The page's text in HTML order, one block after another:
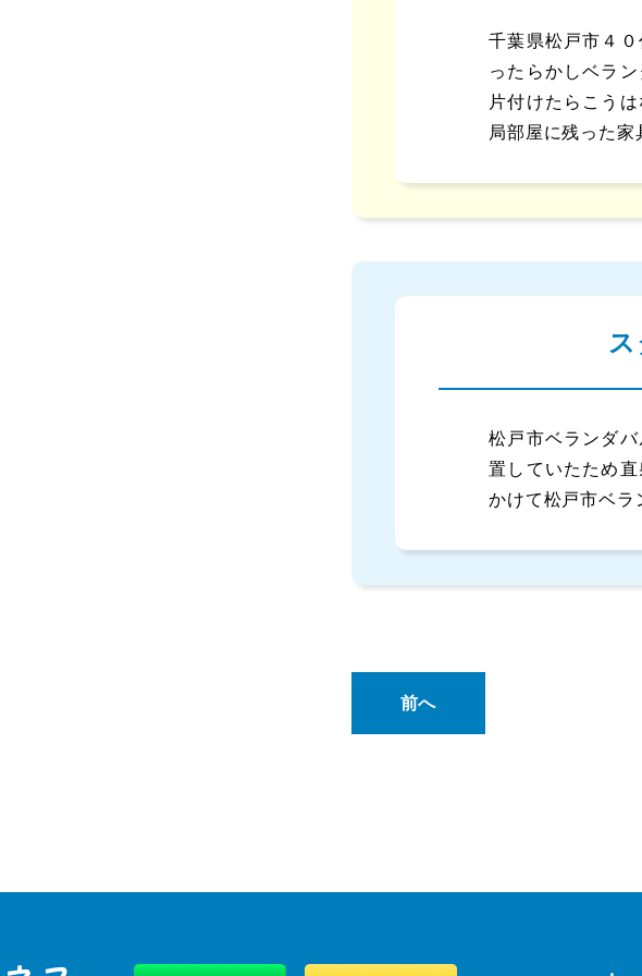
千葉県松戸市４
ったらかしベラ
片付けたらこう
局部屋に残った家
松戸市ベランダ
置していたため
かけて松戸市ベラ
前へ